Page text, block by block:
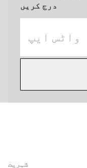
درج کریں
شہریت